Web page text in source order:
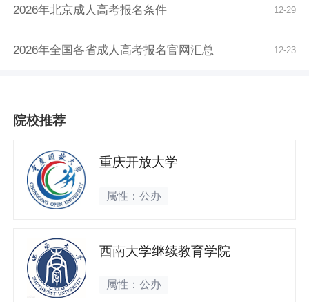
12-29
2026年北京成人高考报名条件
12-23
2026年全国各省成人高考报名官网汇总
院校推荐
重庆开放大学
属性：公办
西南大学继续教育学院
属性：公办